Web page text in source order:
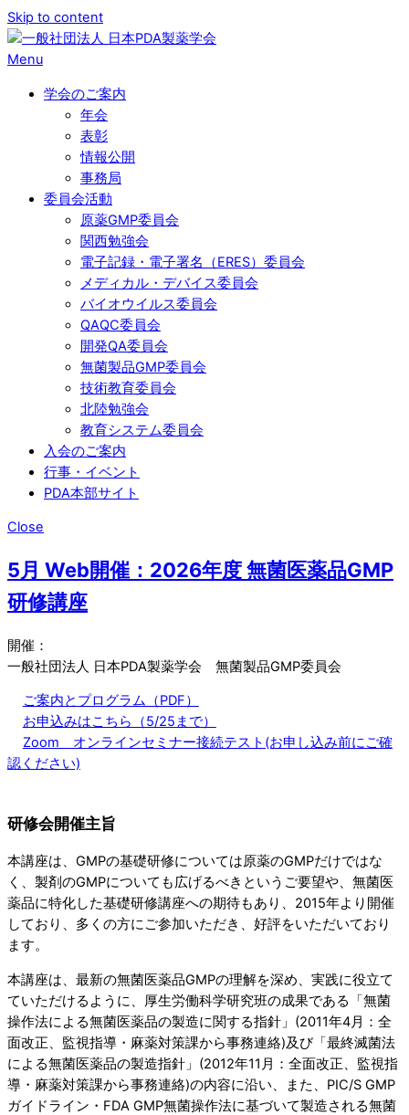
Skip to content
Menu
学会のご案内
年会
表彰
情報公開
事務局
委員会活動
原薬GMP委員会
関西勉強会
電子記録・電子署名（ERES）委員会
メディカル・デバイス委員会
バイオウイルス委員会
QAQC委員会
開発QA委員会
無菌製品GMP委員会
技術教育委員会
北陸勉強会
教育システム委員会
入会のご案内
行事・イベント
PDA本部サイト
Close
5月 Web開催：2026年度 無菌医薬品GMP
研修講座
開催：
一般社団法人 日本PDA製薬学会 無菌製品GMP委員会
ご案内とプログラム（PDF）
お申込みはこちら（5/25まで）
Zoom オンラインセミナー接続テスト(お申し込み前にご確
認ください)
研修会開催主旨
本講座は、GMPの基礎研修については原薬のGMPだけではな
く、製剤のGMPについても広げるべきというご要望や、無菌医
薬品に特化した基礎研修講座への期待もあり、2015年より開催
しており、多くの方にご参加いただき、好評をいただいており
ます。
本講座は、最新の無菌医薬品GMPの理解を深め、実践に役立て
ていただけるように、厚生労働科学研究班の成果である「無菌
操作法による無菌医薬品の製造に関する指針」(2011年4月：全
面改正、監視指導・麻薬対策課から事務連絡)及び「最終滅菌法
による無菌医薬品の製造指針」(2012年11月：全面改正、監視指
導・麻薬対策課から事務連絡)の内容に沿い、また、PIC/S GMP
ガイドライン・FDA GMP無菌操作法に基づいて製造される無菌